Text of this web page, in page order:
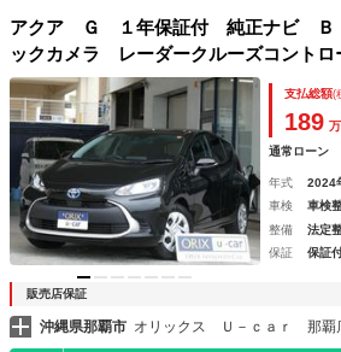
アクア Ｇ １年保証付 純正ナビ Ｂ
ックカメラ レーダークルーズコント
リングスイッチ 衝突被害軽減ブレー
ＬＥＤヘッドライト ＡＣ１００Ｖ
支払総額(
189
通常ローン
年式 2024
車検
車検
整備
法定
保証
保証
販売店保証
沖縄県那覇市 オリックス Ｕ－ｃａｒ 那覇